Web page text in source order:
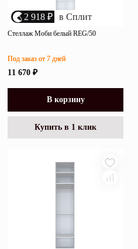
2 918 ₽ в Сплит
Стеллаж Моби белый REG/50
11 670 ₽
Под заказ от 7 дней
В корзину
Купить в 1 клик